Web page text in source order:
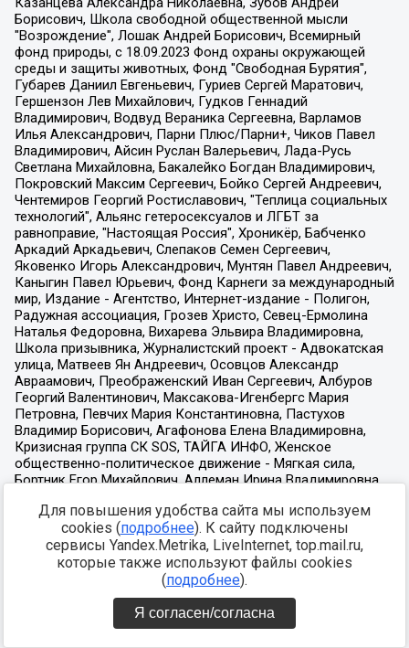
Для повышения удобства сайта мы используем
cookies (подробнее). К сайту подключены
сервисы Yandex.Metrika, LiveInternet, top.mail.ru,
которые также используют файлы cookies
(подробнее).
Я согласен/согласна